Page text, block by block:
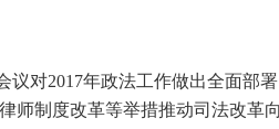
对2017年政法工作做出全面部
制度改革等举措推动司法改革